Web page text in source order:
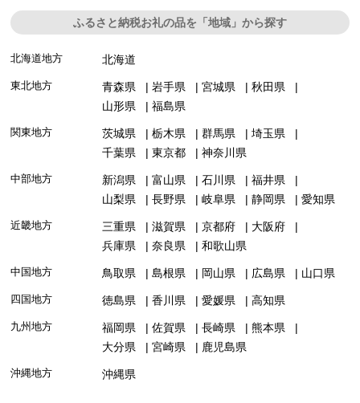
ふるさと納税お礼の品を「地域」から探す
北海道地方 北海道
東北地方 青森県 岩手県 宮城県
秋田県
山形県
福島県
関東地方 茨城県 栃木県 群馬県
埼玉県
千葉県
東京都 神奈川県
中部地方 新潟県 富山県 石川県
福井県
山梨県
長野県 岐阜県 静岡県 愛知県
近畿地方 三重県 滋賀県 京都府
大阪府
兵庫県
奈良県 和歌山県
中国地方 鳥取県 島根県 岡山県 広島県 山口県
四国地方 徳島県 香川県 愛媛県 高知県
九州地方 福岡県 佐賀県 長崎県
熊本県
大分県
宮崎県 鹿児島県
沖縄地方 沖縄県